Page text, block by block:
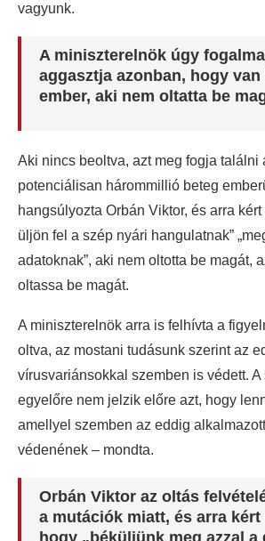
vagyunk.
A miniszterelnök úgy
aggasztja azonban, hogy
ember, aki nem oltatta be
Aki nincs beoltva, azt meg fogja találni
potenciálisan hárommillió beteg
hangsúlyozta Orbán Viktor, és arra kért
üljön fel a szép nyári hangulatnak”
adatoknak”, aki nem oltotta be magát,
oltassa be magát.
A miniszterelnök arra is felhívta a
oltva, az mostani tudásunk szerint az
vírusvariánsokkal szemben is védett.
egyelőre nem jelzik előre azt, hogy
amellyel szemben az eddig
védenének – mondta.
Orbán Viktor az oltás
a mutációk miatt, és arra